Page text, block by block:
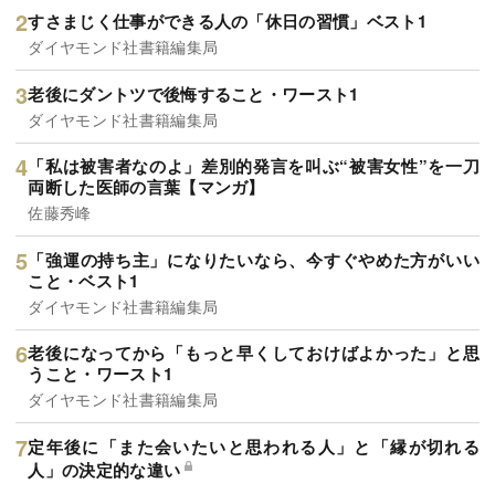
すさまじく仕事ができる人の「休日の習慣」ベスト1
ダイヤモンド社書籍編集局
老後にダントツで後悔すること・ワースト1
ダイヤモンド社書籍編集局
「私は被害者なのよ」差別的発言を叫ぶ“被害女性”を一刀
両断した医師の言葉【マンガ】
佐藤秀峰
「強運の持ち主」になりたいなら、今すぐやめた方がいい
こと・ベスト1
ダイヤモンド社書籍編集局
老後になってから「もっと早くしておけばよかった」と思
うこと・ワースト1
ダイヤモンド社書籍編集局
定年後に「また会いたいと思われる人」と「縁が切れる
人」の決定的な違い